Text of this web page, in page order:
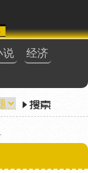
说
经济